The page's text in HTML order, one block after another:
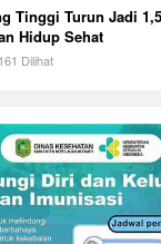
Tinggi Turun Jadi
Hidup Sehat
161 Dilihat